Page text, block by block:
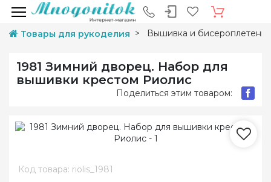
Товары для рукоделия Вышивка и
1981 Зимний дворец. Набор для
вышивки крестом Риолис
Поделиться этим товаром:
Код товара: riolis_1981